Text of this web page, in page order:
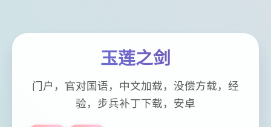
玉莲之剑
门户，官对国语，中文加载，没偿方载，经
验，步兵补丁下载，安卓